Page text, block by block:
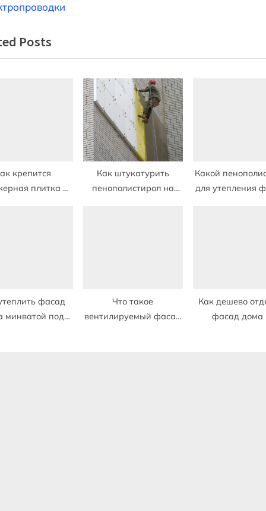
o
s
t
:
Posts
крепится
плитка к
Как штукатурить
пенополистирол на
Какой
для утепления
фасад
минватой под
Что такое
вентилируемый фасад
Как дешево
фасад дома